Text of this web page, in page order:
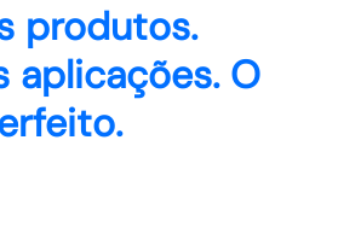
produtos.
aplicações. O